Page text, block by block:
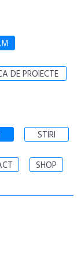
DE PROIECTE
STIRI
SHOP